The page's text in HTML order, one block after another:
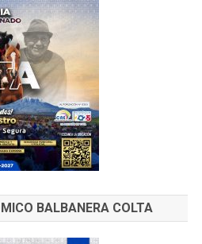
BALBANERA COLTA